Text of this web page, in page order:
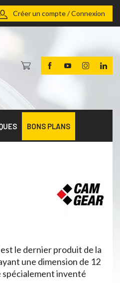
Créer un compte / Connexion
BONS PLANS
le dernier produit de la
une dimension de 12
spécialement inventé